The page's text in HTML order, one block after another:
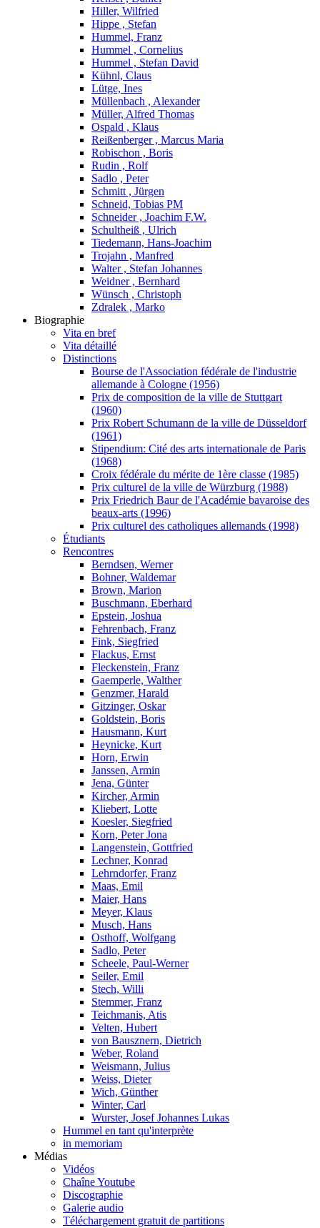
Hiller, Wilfried
Hippe , Stefan
Hummel, Franz
Hummel , Cornelius
Hummel , Stefan David
Kühnl, Claus
Lütge, Ines
Müllenbach , Alexander
Müller, Alfred Thomas
Ospald , Klaus
Reißenberger , Marcus Maria
Robischon , Boris
Rudin , Rolf
Sadlo , Peter
Schmitt , Jürgen
Schneid, Tobias PM
Schneider , Joachim F.W.
Schultheiß , Ulrich
Tiedemann, Hans-Joachim
Trojahn , Manfred
Walter , Stefan Johannes
Weidner , Bernhard
Wünsch , Christoph
Zdralek , Marko
Biographie
Vita en bref
Vita détaillé
Distinctions
Bourse de l'Association fédérale de l'industrie
allemande à Cologne (1956)
Prix de composition de la ville de Stuttgart
(1960)
Prix Robert Schumann de la ville de Düsseldorf
(1961)
Stipendium: Cité des arts internationale de Paris
(1968)
Croix fédérale du mérite de 1ère classe (1985)
Prix culturel de la ville de Würzburg (1988)
Prix Friedrich Baur de l'Académie bavaroise des
beaux-arts (1996)
Prix culturel des catholiques allemands (1998)
Étudiants
Rencontres
Berndsen, Werner
Bohner, Waldemar
Brown, Marion
Buschmann, Eberhard
Epstein, Joshua
Fehrenbach, Franz
Fink, Siegfried
Flackus, Ernst
Fleckenstein, Franz
Gaemperle, Walther
Genzmer, Harald
Gitzinger, Oskar
Goldstein, Boris
Hausmann, Kurt
Heynicke, Kurt
Horn, Erwin
Janssen, Armin
Jena, Günter
Kircher, Armin
Kliebert, Lotte
Koesler, Siegfried
Korn, Peter Jona
Langenstein, Gottfried
Lechner, Konrad
Lehrndorfer, Franz
Maas, Emil
Maier, Hans
Meyer, Klaus
Musch, Hans
Osthoff, Wolfgang
Sadlo, Peter
Scheele, Paul-Werner
Seiler, Emil
Stech, Willi
Stemmer, Franz
Teichmanis, Atis
Velten, Hubert
von Bausznern, Dietrich
Weber, Roland
Weismann, Julius
Weiss, Dieter
Wich, Günther
Winter, Carl
Wurster, Josef Johannes Lukas
Hummel en tant qu'interprète
in memoriam
Médias
Vidéos
Chaîne Youtube
Discographie
Galerie audio
Téléchargement gratuit de partitions